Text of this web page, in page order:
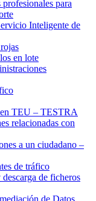
para
Inteligente de
en lote
TEU – TESTRA
relacionadas con
a un ciudadano –
de tráfico
de ficheros